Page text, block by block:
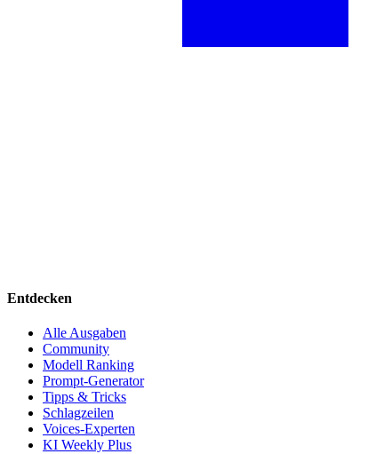
Entdecken
Alle Ausgaben
Community
Modell Ranking
Prompt-Generator
Tipps & Tricks
Schlagzeilen
Voices-Experten
KI Weekly Plus